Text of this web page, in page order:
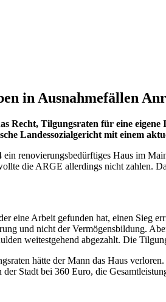
in Ausnahmefällen
Recht, Tilgungsraten für eine
Landessozialgericht mit einem
renovierungsbedürftiges Haus im
die ARGE allerdings nicht zahlen.
eine Arbeit gefunden hat, einen Sieg
und nicht der Vermögensbildung.
weitestgehend abgezahlt. Die
hätte der Mann das Haus
Stadt bei 360 Euro, die